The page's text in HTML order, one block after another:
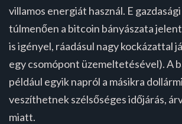
villamos energiát használ. E
túlmenően a bitcoin bányászata
is igényel, ráadásul nagy kockázattal
egy csomópont üzemeltetésével). A
például egyik napról a másikra
veszíthetnek szélsőséges időjárás,
miatt.